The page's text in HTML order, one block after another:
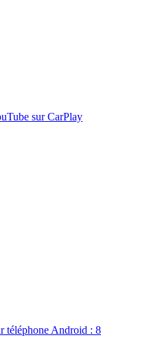
sur CarPlay
téléphone Android : 8